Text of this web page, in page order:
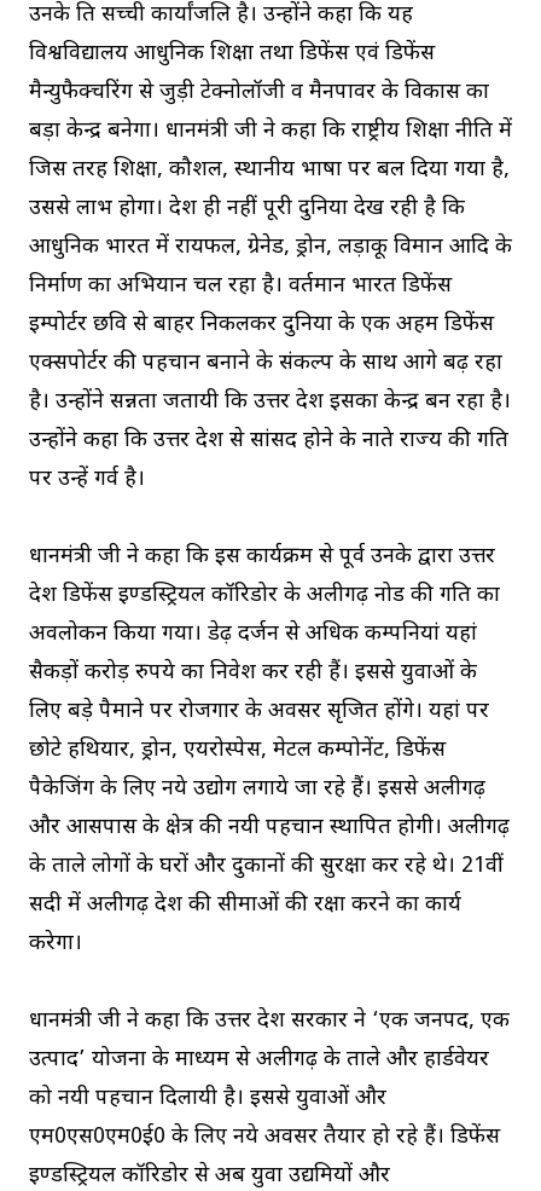
उनके प्रति सच्ची कार्यांजलि है। उन्होंने कहा कि यह
विश्वविद्यालय आधुनिक शिक्षा तथा डिफेंस एवं डिफेंस
मैन्युफैक्चरिंग से जुड़ी टेक्नोलॉजी व मैनपावर के विकास का
बड़ा केन्द्र बनेगा। प्रधानमंत्री जी ने कहा कि राष्ट्रीय शिक्षा नीति में
जिस तरह शिक्षा, कौशल, स्थानीय भाषा पर बल दिया गया है,
उससे लाभ होगा। देश ही नहीं पूरी दुनिया देख रही है कि
आधुनिक भारत में रायफल, ग्रेनेड, ड्रोन, लड़ाकू विमान आदि के
निर्माण का अभियान चल रहा है। वर्तमान भारत डिफेंस
इम्पोर्टर छवि से बाहर निकलकर दुनिया के एक अहम डिफेंस
एक्सपोर्टर की पहचान बनाने के संकल्प के साथ आगे बढ़ रहा
है। उन्होंने प्रसन्नता जतायी कि उत्तर प्रदेश इसका केन्द्र बन रहा है।
उन्होंने कहा कि उत्तर प्रदेश से सांसद होने के नाते राज्य की प्रगति
पर उन्हें गर्व है।
प्रधानमंत्री जी ने कहा कि इस कार्यक्रम से पूर्व उनके द्वारा उत्तर
प्रदेश डिफेंस इण्डस्ट्रियल कॉरिडोर के अलीगढ़ नोड की प्रगति का
अवलोकन किया गया। डेढ़ दर्जन से अधिक कम्पनियां यहां
सैकड़ों करोड़ रुपये का निवेश कर रही हैं। इससे युवाओं के
लिए बड़े पैमाने पर रोजगार के अवसर सृजित होंगे। यहां पर
छोटे हथियार, ड्रोन, एयरोस्पेस, मेटल कम्पोनेंट, डिफेंस
पैकेजिंग के लिए नये उद्योग लगाये जा रहे हैं। इससे अलीगढ़
और आसपास के क्षेत्र की नयी पहचान स्थापित होगी। अलीगढ़
के ताले लोगों के घरों और दुकानों की सुरक्षा कर रहे थे। 21वीं
सदी में अलीगढ़ देश की सीमाओं की रक्षा करने का कार्य
करेगा।
प्रधानमंत्री जी ने कहा कि उत्तर प्रदेश सरकार ने ‘एक जनपद, एक
उत्पाद’ योजना के माध्यम से अलीगढ़ के ताले और हार्डवेयर
को नयी पहचान दिलायी है। इससे युवाओं और
एम0एस0एम0ई0 के लिए नये अवसर तैयार हो रहे हैं। डिफेंस
इण्डस्ट्रियल कॉरिडोर से अब युवा उद्यमियों और